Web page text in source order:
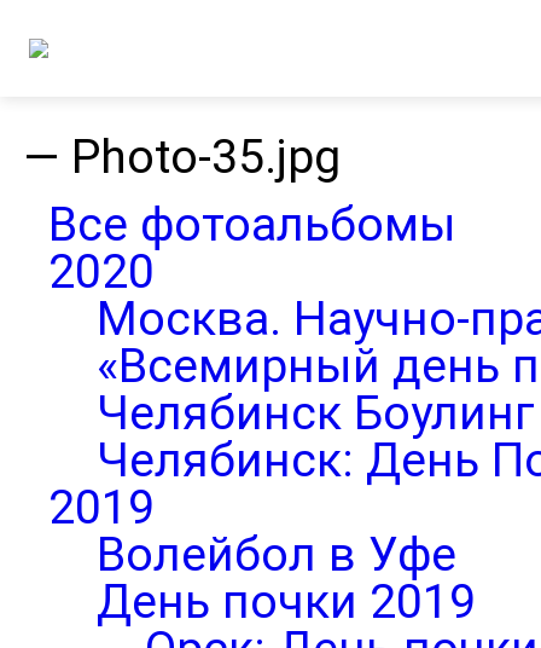
— Photo-35.jpg
Все фотоальбомы
2020
Москва. Научно-
«Всемирный день
Челябинск
Челябинск: День
2019
Волейбол в Уфе
День почки 2019